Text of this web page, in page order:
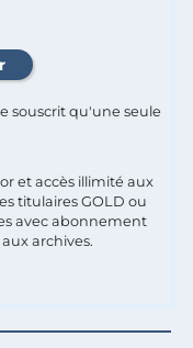
souscrit qu'une seule
et accès illimité aux
titulaires GOLD ou
avec abonnement
archives.